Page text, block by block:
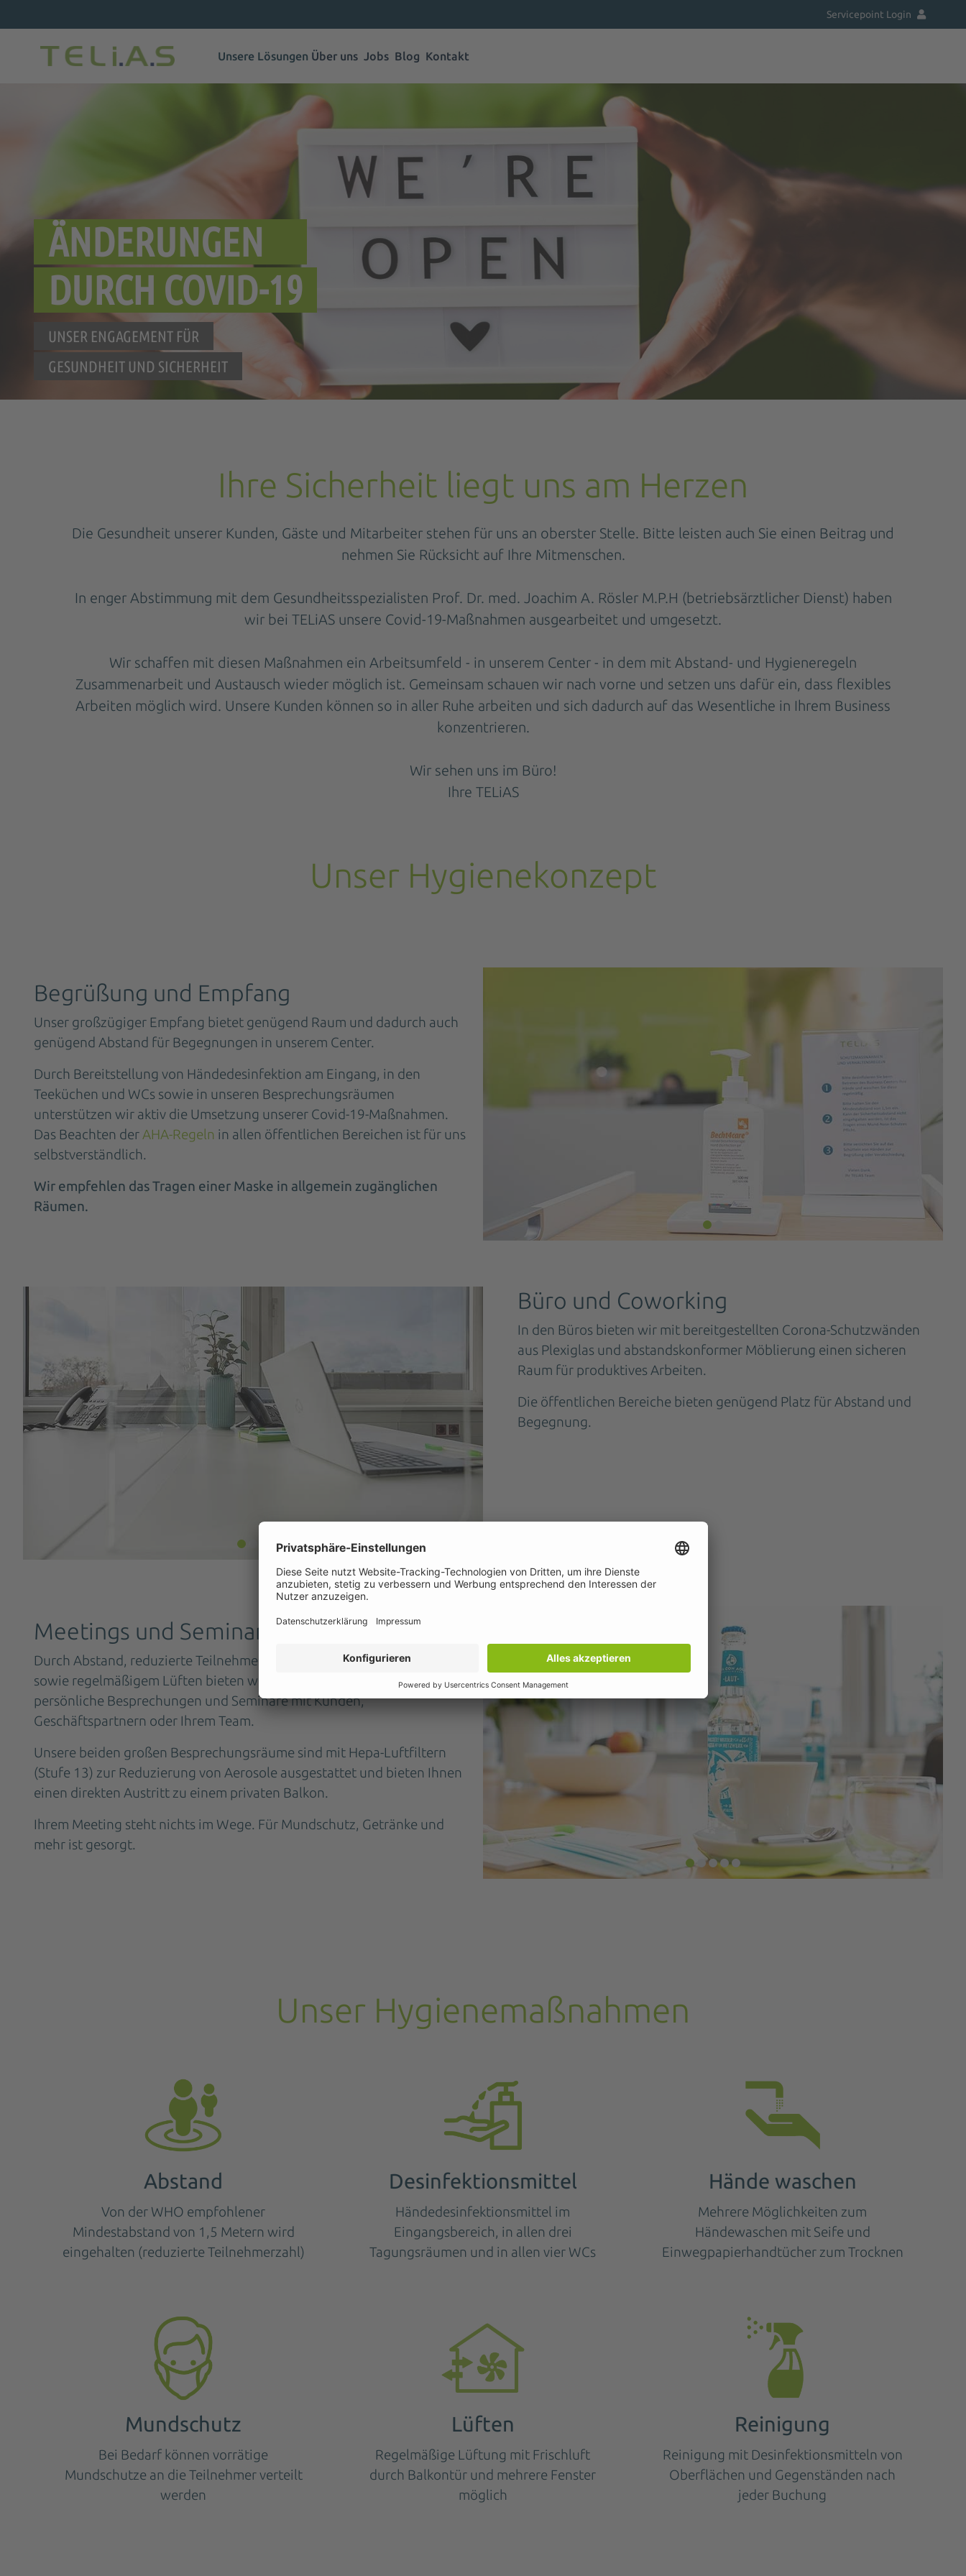
Servicepoint Login
Unsere Lösungen Über uns Jobs Blog Kontakt
ÄNDERUNGEN
DURCH COVID-19
UNSER ENGAGEMENT FÜR
GESUNDHEIT UND SICHERHEIT
Ihre Sicherheit liegt uns am Herzen
Die Gesundheit unserer Kunden, Gäste und Mitarbeiter stehen für uns an oberster Stelle. Bitte leisten auch Sie einen Beitrag und
nehmen Sie Rücksicht auf Ihre Mitmenschen.
In enger Abstimmung mit dem Gesundheitsspezialisten Prof. Dr. med. Joachim A. Rösler M.P.H (betriebsärztlicher Dienst) haben
wir bei TELiAS unsere Covid-19-Maßnahmen ausgearbeitet und umgesetzt.
Wir schaffen mit diesen Maßnahmen ein Arbeitsumfeld - in unserem Center - in dem mit Abstand- und Hygieneregeln
Zusammenarbeit und Austausch wieder möglich ist. Gemeinsam schauen wir nach vorne und setzen uns dafür ein, dass flexibles
Arbeiten möglich wird. Unsere Kunden können so in aller Ruhe arbeiten und sich dadurch auf das Wesentliche in Ihrem Business
konzentrieren.
Wir sehen uns im Büro!
Ihre TELiAS
Unser Hygienekonzept
Begrüßung und Empfang
Unser großzügiger Empfang bietet genügend Raum und dadurch auch
genügend Abstand für Begegnungen in unserem Center.
Durch Bereitstellung von Händedesinfektion am Eingang, in den
Teeküchen und WCs sowie in unseren Besprechungsräumen
unterstützen wir aktiv die Umsetzung unserer Covid-19-Maßnahmen.
Das Beachten der AHA-Regeln in allen öffentlichen Bereichen ist für uns
selbstverständlich.
Wir empfehlen das Tragen einer Maske in allgemein zugänglichen
Räumen.
Büro und Coworking
In den Büros bieten wir mit bereitgestellten Corona-Schutzwänden
aus Plexiglas und abstandskonformer Möblierung einen sicheren
Raum für produktives Arbeiten.
Die öffentlichen Bereiche bieten genügend Platz für Abstand und
Begegnung.
Meetings und Seminare
Durch Abstand, reduzierte Teilnehmerzahl und flexible Tischgruppen
sowie regelmäßigem Lüften bieten wir einen sicheren Raum für
persönliche Besprechungen und Seminare mit Kunden,
Geschäftspartnern oder Ihrem Team.
Unsere beiden großen Besprechungsräume sind mit Hepa-Luftfiltern
(Stufe 13) zur Reduzierung von Aerosole ausgestattet und bieten Ihnen
einen direkten Austritt zu einem privaten Balkon.
Ihrem Meeting steht nichts im Wege. Für Mundschutz, Getränke und
mehr ist gesorgt.
Unser Hygienemaßnahmen
Abstand
Von der WHO empfohlener
Mindestabstand von 1,5 Metern wird
eingehalten (reduzierte Teilnehmerzahl)
Desinfektionsmittel
Händedesinfektionsmittel im
Eingangsbereich, in allen drei
Tagungsräumen und in allen vier WCs
Hände waschen
Mehrere Möglichkeiten zum
Händewaschen mit Seife und
Einwegpapierhandtücher zum Trocknen
Mundschutz
Bei Bedarf können vorrätige
Mundschutze an die Teilnehmer verteilt
werden
Lüften
Regelmäßige Lüftung mit Frischluft
durch Balkontür und mehrere Fenster
möglich
Reinigung
Reinigung mit Desinfektionsmitteln von
Oberflächen und Gegenständen nach
jeder Buchung